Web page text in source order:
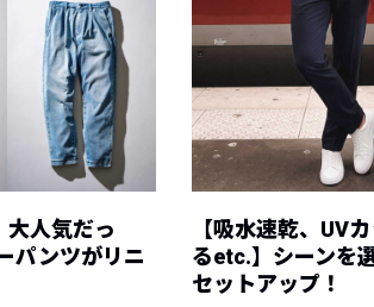
大人気だっ
パンツがリニ
【吸水速乾、UV
るetc.】シーンを
セットアップ！